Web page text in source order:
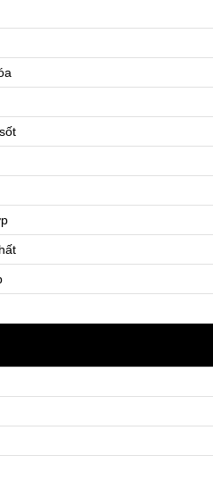
chức năng
Giảm cân